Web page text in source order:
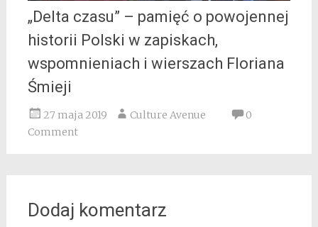
„Delta czasu” – pamięć o powojennej
historii Polski w zapiskach,
wspomnieniach i wierszach Floriana
Śmieji
27 maja 2019 Culture Avenue
0
Comment
Dodaj komentarz